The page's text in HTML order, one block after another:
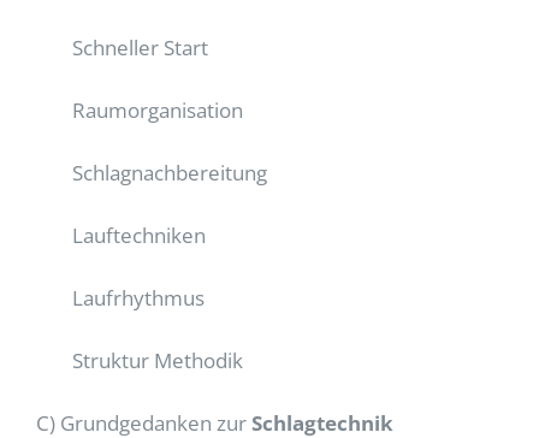
Schneller Start
Raumorganisation
Schlagnachbereitung
Lauftechniken
Laufrhythmus
Struktur Methodik
C) Grundgedanken zurSchlagtechnik